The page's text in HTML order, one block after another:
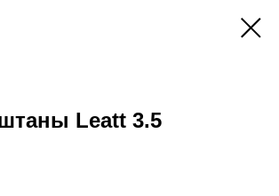
Leatt 3.5